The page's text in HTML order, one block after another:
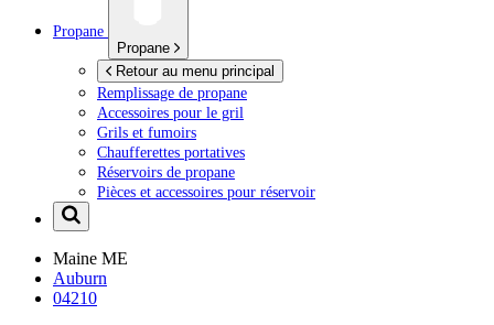
Propane
Propane
Retour au menu principal
Remplissage de propane
Accessoires pour le gril
Grils et fumoirs
Chaufferettes portatives
Réservoirs de propane
Pièces et accessoires pour réservoir
Maine ME
Auburn
04210